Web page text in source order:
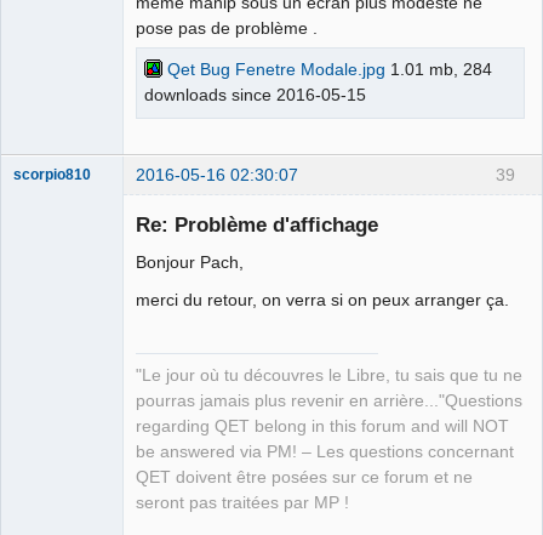
pose pas de problème .
Qet Bug Fenetre Modale.jpg 1.01 mb, 284
downloads since 2016-05-15
39
scorpio810 2016-05-16 02:30:07
Re: Problème d'affichage
Bonjour Pach,
merci du retour, on verra si on peux arranger ça.
"Le jour où tu découvres le Libre, tu sais que tu ne
pourras jamais plus revenir en arrière..."Questions
regarding QET belong in this forum and will NOT
be answered via PM! – Les questions concernant
QET doivent être posées sur ce forum et ne
seront pas traitées par MP !